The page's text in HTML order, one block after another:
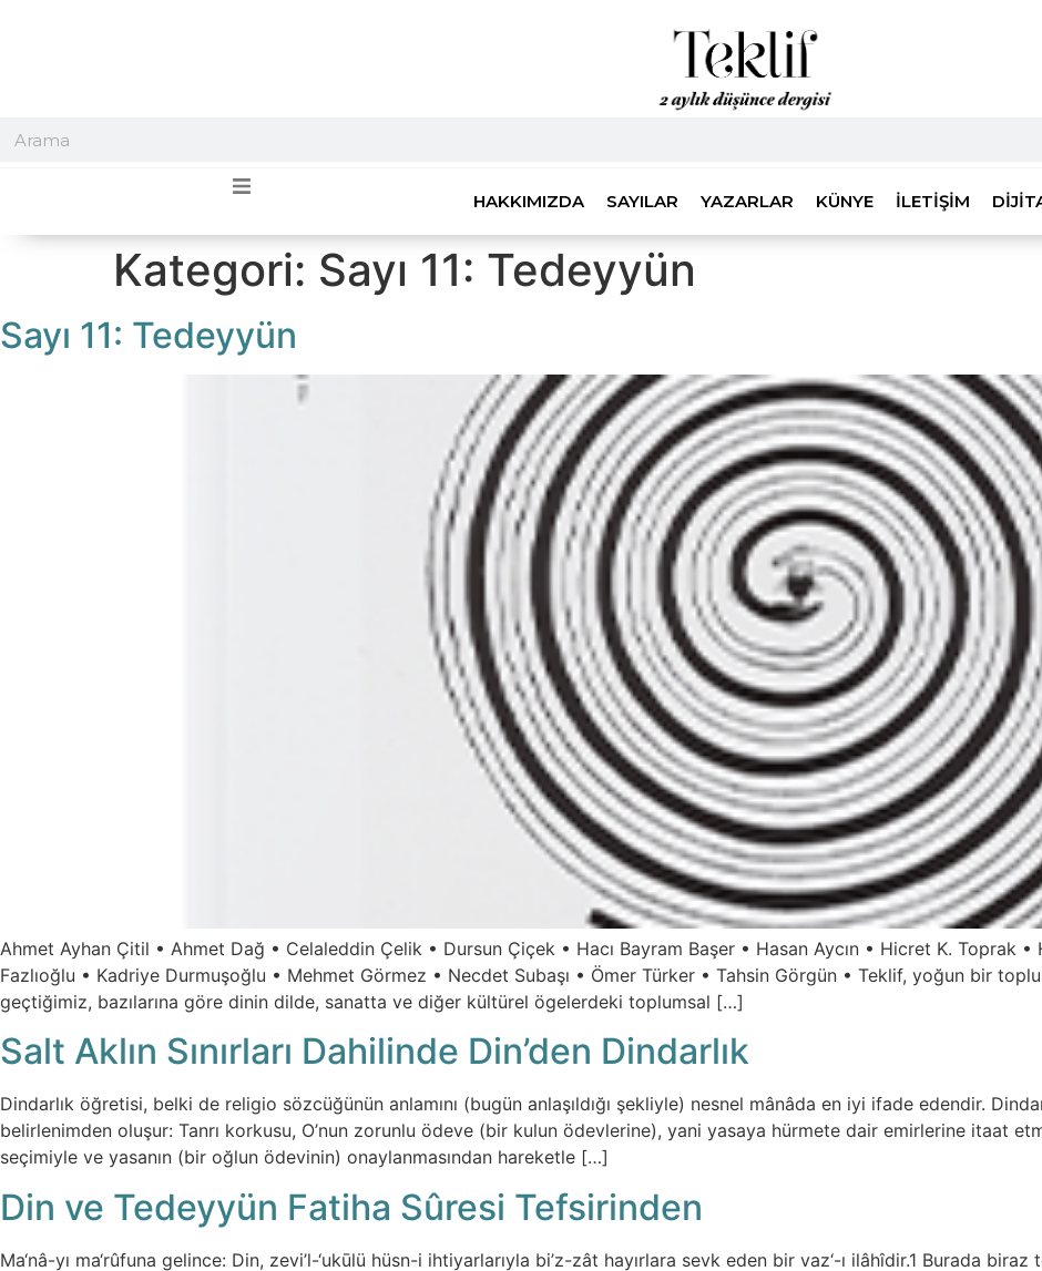
HAKKIMIZDA SAYILAR YAZARLAR KÜNYE İLETIŞIM
Kategori: Sayı 11: Tedeyyün
Sayı 11: Tedeyyün
Ahmet Ayhan Çitil • Ahmet Dağ • Celaleddin Çelik • Dursun Çiçek • Hacı Bayram Başer • Hasan Aycın • Hicret K. Toprak
Fazlıoğlu • Kadriye Durmuşoğlu • Mehmet Görmez • Necdet Subaşı • Ömer Türker • Tahsin Görgün • Teklif, yoğun bir
geçtiğimiz, bazılarına göre dinin dilde, sanatta ve diğer kültürel ögelerdeki toplumsal […]
Salt Aklın Sınırları Dahilinde Din’den Dindarlık
Dindarlık öğretisi, belki de religio sözcüğünün anlamını (bugün anlaşıldığı şekliyle) nesnel mânâda en iyi ifade edendir.
belirlenimden oluşur: Tanrı korkusu, O’nun zorunlu ödeve (bir kulun ödevlerine), yani yasaya hürmete dair emirlerine itaat
seçimiyle ve yasanın (bir oğlun ödevinin) onaylanmasından hareketle […]
Din ve Tedeyyün Fatiha Sûresi Tefsirinden
Ma‘nâ-yı ma‘rûfuna gelince: Din, zevi’l-‘ukūlü hüsn-i ihtiyarlarıyla bi’z-zât hayırlara sevk eden bir vaz‘-ı ilâhîdir.1 Burada